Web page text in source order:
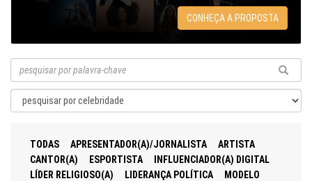
CONHEÇA A PROPOSTA
TODAS APRESENTADOR(A)/JORNALISTA
ARTISTA
CANTOR(A)
ESPORTISTA
INFLUENCIADOR(A) DIGITAL
LÍDER RELIGIOSO(A)
LIDERANÇA POLÍTICA
MODELO